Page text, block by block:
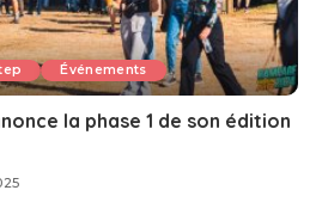
Événements
la phase 1 de son édition